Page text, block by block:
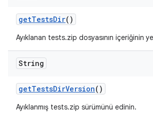
getTestsDir()
Ayıklanan tests.zip dosyasının içeriğinin
String
getTestsDirVersion()
Ayıklanmış tests.zip sürümünü edinin.